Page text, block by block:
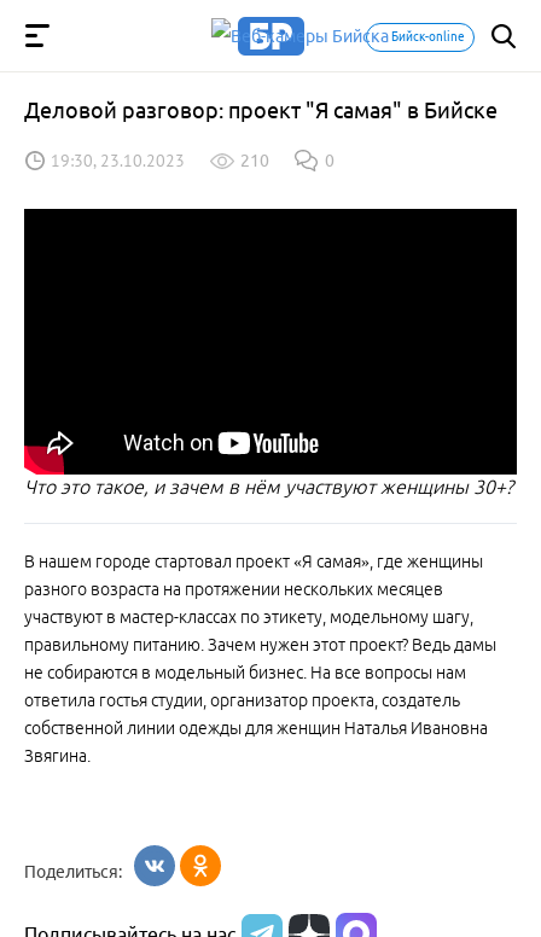
Бийск-online
Деловой разговор: проект "Я самая" в Бийске
19:30, 23.10.2023 210 0
Что это такое, и зачем в нём участвуют женщины 30+?
В нашем городе стартовал проект «Я самая», где женщины
разного возраста на протяжении нескольких месяцев
участвуют в мастер-классах по этикету, модельному шагу,
правильному питанию. Зачем нужен этот проект? Ведь дамы
не собираются в модельный бизнес. На все вопросы нам
ответила гостья студии, организатор проекта, создатель
собственной линии одежды для женщин Наталья Ивановна
Звягина.
Поделиться: